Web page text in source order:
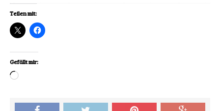
Teilen mit:
Gefällt mir:
Loading…